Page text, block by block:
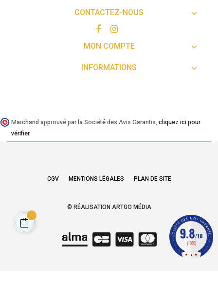
CONTACTEZ-NOUS 
MON COMPTE 
INFORMATIONS 
Marchand approuvé par la Société des Avis Garantis, cliquez ici pour
vérifier.
CGV MENTIONS LÉGALES PLAN DE SITE
© RÉALISATION ARTGO MÉDIA